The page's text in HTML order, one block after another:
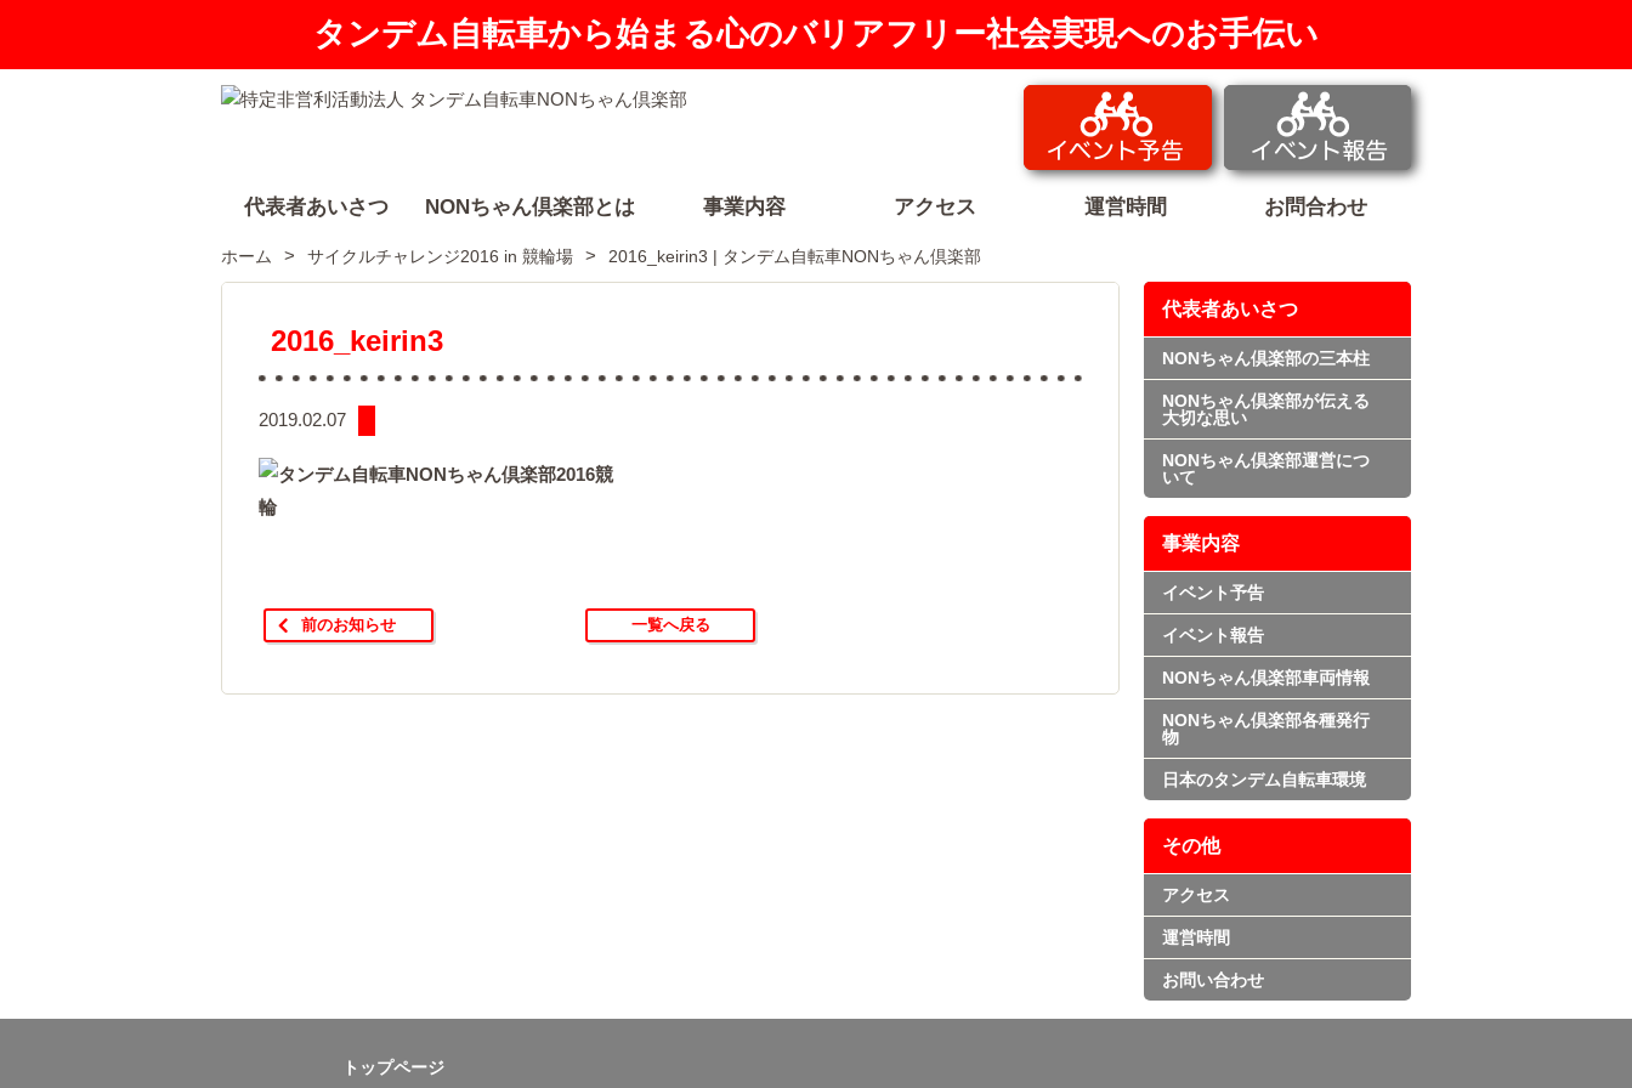
タンデム自転車から始まる心のバリアフリー社会実現へのお手伝い
代表者あいさつ NONちゃん倶楽部とは 事業内容 アクセス 運営時間 お問合わせ
ホーム サイクルチャレンジ2016 in 競輪場 2016_keirin3 | タンデム自転車NONちゃん倶楽部
2016_keirin3
2019.02.07
前のお知らせ 一覧へ戻る
代表者あいさつ
NONちゃん倶楽部の三本柱
NONちゃん倶楽部が伝える
大切な思い
NONちゃん倶楽部運営につ
いて
事業内容
イベント予告
イベント報告
NONちゃん倶楽部車両情報
NONちゃん倶楽部各種発行
物
日本のタンデム自転車環境
その他
アクセス
運営時間
お問い合わせ
トップページ